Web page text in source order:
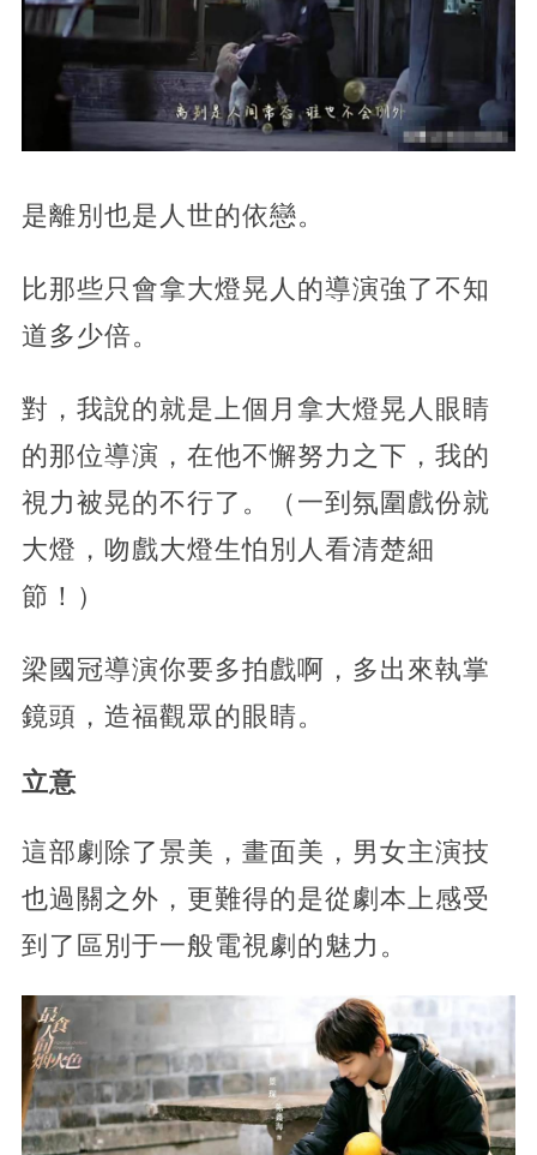
是離別也是人世的依戀。
比那些只會拿大燈晃人的導演強了不知
道多少倍。
對，我說的就是上個月拿大燈晃人眼睛
的那位導演，在他不懈努力之下，我的
視力被晃的不行了。（一到氛圍戲份就
大燈，吻戲大燈生怕別人看清楚細
節！）
梁國冠導演你要多拍戲啊，多出來執掌
鏡頭，造福觀眾的眼睛。
立意
這部劇除了景美，畫面美，男女主演技
也過關之外，更難得的是從劇本上感受
到了區別于一般電視劇的魅力。